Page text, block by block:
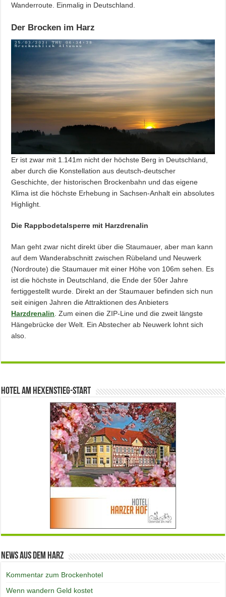
Wanderroute. Einmalig in Deutschland.
Der Brocken im Harz
Er ist zwar mit 1.141m nicht der höchste Berg in Deutschland,
aber durch die Konstellation aus deutsch-deutscher
Geschichte, der historischen Brockenbahn und das eigene
Klima ist die höchste Erhebung in Sachsen-Anhalt ein absolutes
Highlight.
Die Rappbodetalsperre mit Harzdrenalin
Man geht zwar nicht direkt über die Staumauer, aber man kann
auf dem Wanderabschnitt zwischen Rübeland und Neuwerk
(Nordroute) die Staumauer mit einer Höhe von 106m sehen. Es
ist die höchste in Deutschland, die Ende der 50er Jahre
fertiggestellt wurde. Direkt an der Staumauer befinden sich nun
seit einigen Jahren die Attraktionen des Anbieters
Harzdrenalin . Zum einen die ZIP-Line und die zweit längste
Hängebrücke der Welt. Ein Abstecher ab Neuwerk lohnt sich
also.
Hotel am Hexenstieg-Start
News aus dem Harz
Kommentar zum Brockenhotel
Wenn wandern Geld kostet